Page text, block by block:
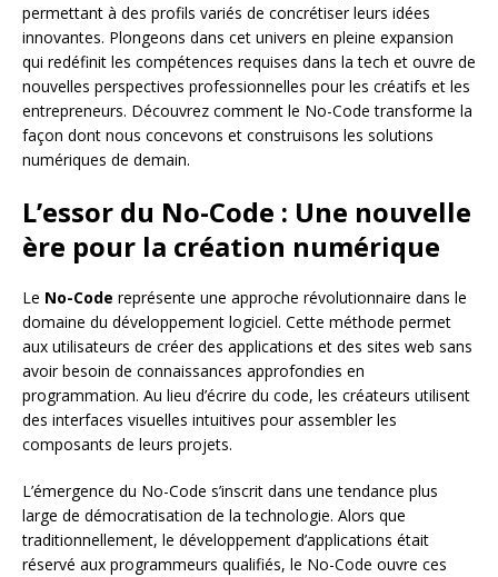
permettant à des profils variés de concrétiser leurs idées
innovantes. Plongeons dans cet univers en pleine expansion
qui redéfinit les compétences requises dans la tech et ouvre de
nouvelles perspectives professionnelles pour les créatifs et les
entrepreneurs. Découvrez comment le No-Code transforme la
façon dont nous concevons et construisons les solutions
numériques de demain.
L’essor du No-Code : Une nouvelle
ère pour la création numérique
Le No-Code représente une approche révolutionnaire dans le
domaine du développement logiciel. Cette méthode permet
aux utilisateurs de créer des applications et des sites web sans
avoir besoin de connaissances approfondies en
programmation. Au lieu d’écrire du code, les créateurs utilisent
des interfaces visuelles intuitives pour assembler les
composants de leurs projets.
L’émergence du No-Code s’inscrit dans une tendance plus
large de démocratisation de la technologie. Alors que
traditionnellement, le développement d’applications était
réservé aux programmeurs qualifiés, le No-Code ouvre ces